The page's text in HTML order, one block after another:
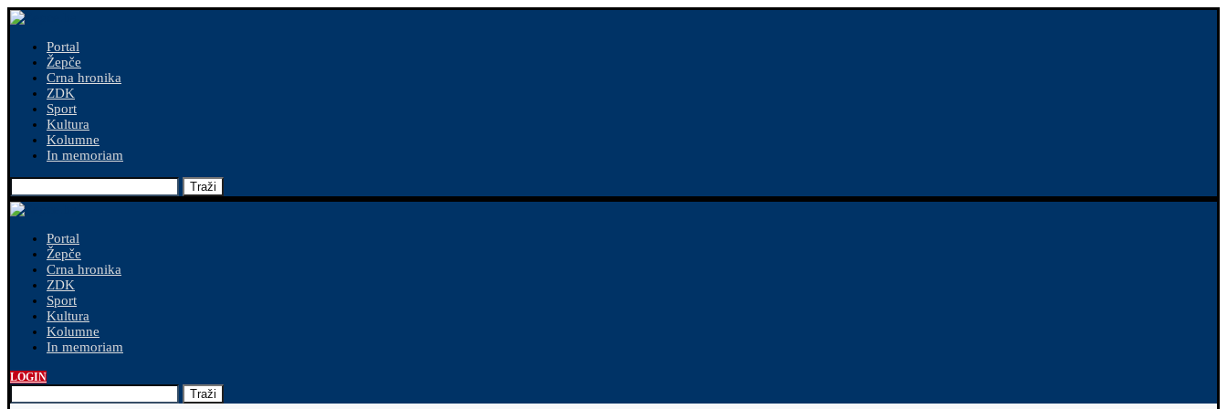
Portal
Žepče
Crna hronika
ZDK
Sport
Kultura
Kolumne
In memoriam
Traži
Portal
Žepče
Crna hronika
ZDK
Sport
Kultura
Kolumne
In memoriam
LOGIN
Traži